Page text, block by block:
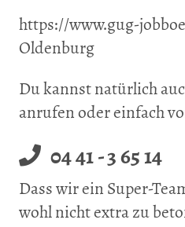
https://www.gug-
Oldenburg
Du kannst natürlich
anrufen oder einfach
04 41 - 3 65 14
Dass wir ein Super-
wohl nicht extra zu